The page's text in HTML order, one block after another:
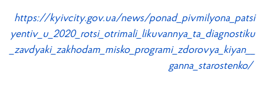
https://kyivcity.gov.ua/news/ponad_pivmilyona_patsi
yentiv_u_2020_rotsi_otrimali_likuvannya_ta_diagnostiku
_zavdyaki_zakhodam_misko_programi_zdorovya_kiyan__
ganna_starostenko/